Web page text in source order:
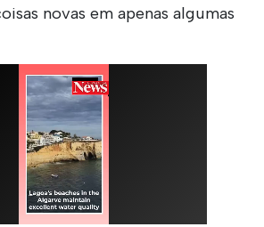
novas em apenas algumas